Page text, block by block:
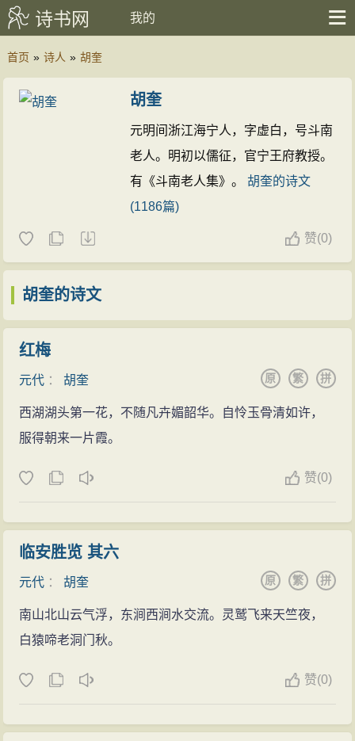
诗书网 我的
首页 » 诗人 » 胡奎
胡奎
元明间浙江海宁人，字虚白，号斗南
老人。明初以儒征，官宁王府教授。
有《斗南老人集》。胡奎的诗文
(1186篇)
赞(0)
胡奎的诗文
红梅
元代 ：胡奎 拼
繁
原
西湖湖头第一花，不随凡卉媚韶华。自怜玉骨清如许，
服得朝来一片霞。
赞(0)
临安胜览 其六
元代 ：胡奎 拼
繁
原
南山北山云气浮，东涧西涧水交流。灵鹫飞来天竺夜，
白猿啼老洞门秋。
赞(0)